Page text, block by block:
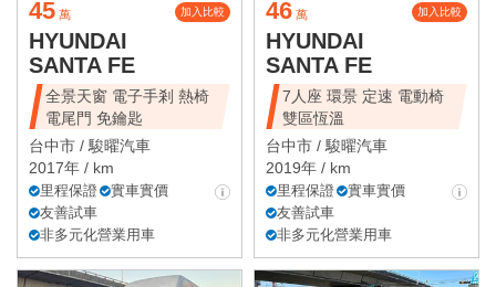
45 萬 加入比較
HYUNDAI
SANTA FE
全景天窗 電子手剎 熱椅
電尾門 免鑰匙
台中市 /駿曜汽車
2017年 / km
里程保證
實車實價
友善試車
非多元化營業用車
46 萬 加入比較
HYUNDAI
SANTA FE
7人座 環景 定速 電動椅
雙區恆溫
台中市 /駿曜汽車
2019年 / km
里程保證
實車實價
友善試車
非多元化營業用車